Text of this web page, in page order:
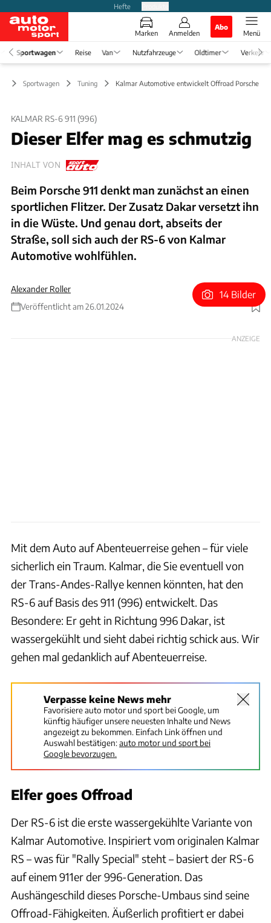
Hefte
Marken Anmelden
Abo
Menü
Sportwagen Reise Van Nutzfahrzeuge Oldtimer Verkehr
Sportwagen Tuning Kalmar Automotive entwickelt Offroad Porsche 911
KALMAR RS-6 911 (996)
Dieser Elfer mag es schmutzig
INHALT VON
Beim Porsche 911 denkt man zunächst an einen
sportlichen Flitzer. Der Zusatz Dakar versetzt ihn
in die Wüste. Und genau dort, abseits der
Straße, soll sich auch der RS-6 von Kalmar
Automotive wohlfühlen.
Alexander Roller
Veröffentlicht am 26.01.2024
Foto: Kalmar Automotive
14 Bilder
ANZEIGE
Mit dem Auto auf Abenteuerreise gehen – für viele
sicherlich ein Traum. Kalmar, die Sie eventuell von
der Trans-Andes-Rallye kennen könnten, hat den
RS-6 auf Basis des 911 (996) entwickelt. Das
Besondere: Er geht in Richtung 996 Dakar, ist
wassergekühlt und sieht dabei richtig schick aus. Wir
gehen mal gedanklich auf Abenteuerreise.
Verpasse keine News mehr
Favorisiere auto motor und sport bei Google, um
künftig häufiger unsere neuesten Inhalte und News
angezeigt zu bekommen. Einfach Link öffnen und
Auswahl bestätigen:auto motor und sport bei
Google bevorzugen.
Elfer goes Offroad
Der RS-6 ist die erste wassergekühlte Variante von
Kalmar Automotive. Inspiriert vom originalen Kalmar
RS – was für "Rally Special" steht – basiert der RS-6
auf einem 911er der 996-Generation. Das
Aushängeschild dieses Porsche-Umbaus sind seine
Offroad-Fähigkeiten. Äußerlich profitiert er dabei